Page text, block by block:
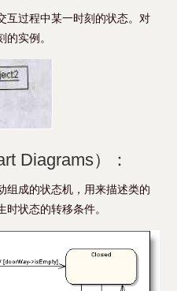
互过程中某一时刻的状态。对
实例。
Diagrams）：
组成的状态机，用来描述类的
状态的转移条件。